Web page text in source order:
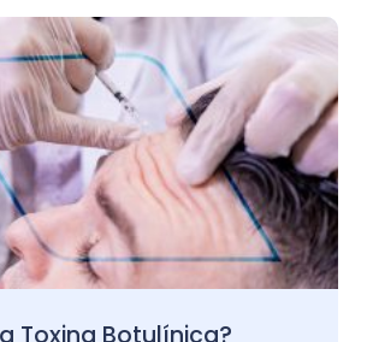
Toxina Botulínica?